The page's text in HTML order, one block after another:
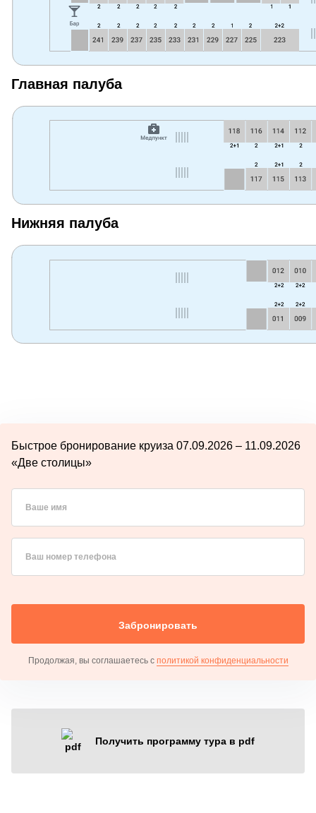
Главная палуба
Нижняя палуба
Быстрое бронирование круиза 07.09.2026 – 11.09.2026
«Две столицы»
Ваше имя
Ваш номер телефона
Забронировать
Продолжая, вы соглашаетесь с политикой конфиденциальности
Получить программу тура в pdf